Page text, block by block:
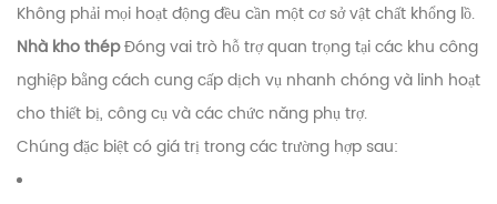
Không phải mọi hoạt động đều cần một cơ sở vật chất khổng lồ.
Nhà kho thépĐóng vai trò hỗ trợ quan trọng tại các khu công
nghiệp bằng cách cung cấp dịch vụ nhanh chóng và linh hoạt
cho thiết bị, công cụ và các chức năng phụ trợ.
Chúng đặc biệt có giá trị trong các trường hợp sau: